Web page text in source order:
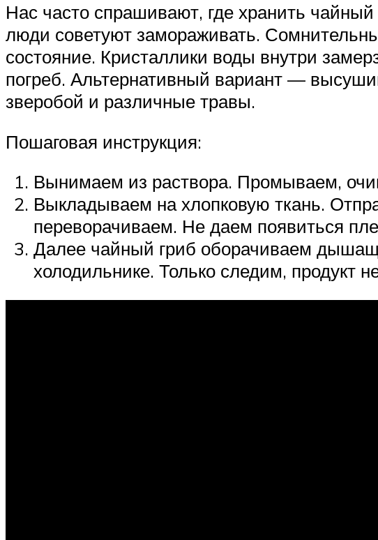
Нас часто спрашивают, где хранить
люди советуют замораживать.
состояние. Кристаллики воды внутри
погреб. Альтернативный вариант —
зверобой и различные травы.
Пошаговая инструкция:
Вынимаем из раствора. Промываем,
Выкладываем на хлопковую ткань.
переворачиваем. Не даем появиться
Далее чайный гриб оборачиваем
холодильнике. Только следим, продукт